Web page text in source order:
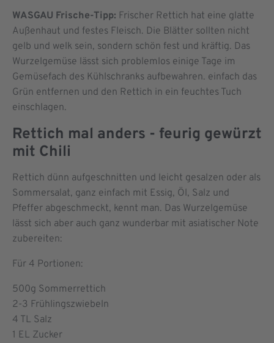
WASGAU Frische-Tipp: Frischer Rettich hat eine glatte
Außenhaut und festes Fleisch. Die Blätter sollten nicht
gelb und welk sein, sondern schön fest und kräftig. Das
Wurzelgemüse lässt sich problemlos einige Tage im
Gemüsefach des Kühlschranks aufbewahren. einfach das
Grün entfernen und den Rettich in ein feuchtes Tuch
einschlagen.
Rettich mal anders - feurig gewürzt
mit Chili
Rettich dünn aufgeschnitten und leicht gesalzen oder als
Sommersalat, ganz einfach mit Essig, Öl, Salz und
Pfeffer abgeschmeckt, kennt man. Das Wurzelgemüse
lässt sich aber auch ganz wunderbar mit asiatischer Note
zubereiten:
Für 4 Portionen:
500g Sommerrettich
2-3 Frühlingszwiebeln
4 TL Salz
1 EL Zucker